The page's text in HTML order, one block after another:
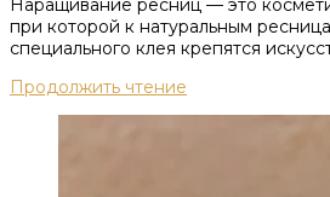
Наращивание ресниц — это
при которой к натуральным
специального клея крепятся
Продолжить чтение